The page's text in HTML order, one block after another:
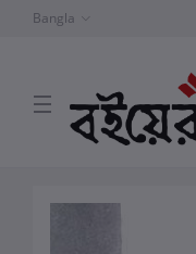
Bangla